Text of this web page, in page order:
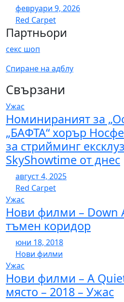
февруари 9, 2026
Red Carpet
Партньори
секс шоп
Спиране на адблу
Свързани
Ужас
Номинираният за
„БАФТА“ хорър
за стрийминг
SkyShowtime от днес
август 4, 2025
Red Carpet
Ужас
Нови филми – Down
тъмен коридор
юни 18, 2018
Нови филми
Ужас
Нови филми – A
място – 2018 – Ужас